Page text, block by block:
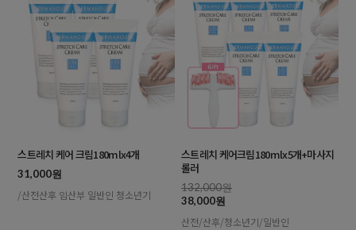
스트레치 케어 크림180mlx4개
31,000원
/산전산후 임산부 일반인 청소년기
스트레치 케어크림180mlx5개+마사지
롤러
132,000원
38,000원
산전/산후/청소년기/일반인